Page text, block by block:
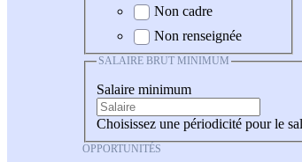
Non cadre
Non renseignée
SALAIRE BRUT MINIMUM
Salaire minimum
Choisissez une périodicité pour le
OPPORTUNITÉS